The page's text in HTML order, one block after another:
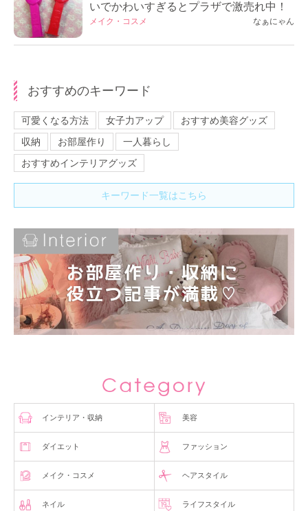
いでかわいすぎるとプラザで激売れ中！
メイク・コスメ なぁにゃん
おすすめのキーワード
可愛くなる方法 女子力アップ
おすすめ美容グッズ
収納
お部屋作り
一人暮らし
おすすめインテリアグッズ
キーワード一覧はこちら
インテリア・収納 美容
ダイエット ファッション
メイク・コスメ ヘアスタイル
ネイル ライフスタイル